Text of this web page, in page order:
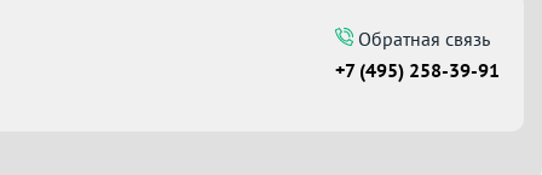
Обратная связь
+7 (495) 258-39-91